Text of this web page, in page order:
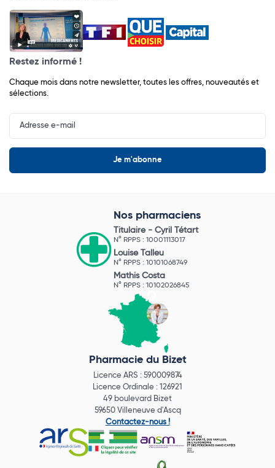
Restez informé !
Chaque mois dans notre newsletter, toutes les offres, nouveautés et
sélections.
Input
Newsletter
Nos pharmaciens
Titulaire - Cyril Tétart
N° RPPS : 10001113017
Louise Talleu
N° RPPS : 10101068749
Mathis Costa
N° RPPS : 10102026845
Pharmacie du Bizet
Licence ARS : 590009874
Licence Ordinale : 126921
49 boulevard Bizet
59650 Villeneuve d'Ascq
Contactez-nous !